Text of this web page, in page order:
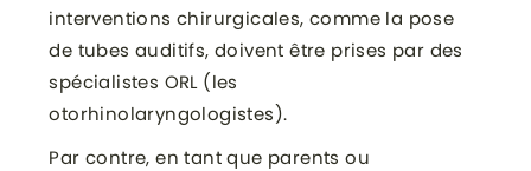
interventions chirurgicales, comme la pose
de tubes auditifs, doivent être prises par des
spécialistes ORL (les
otorhinolaryngologistes).
Par contre, en tant que parents ou